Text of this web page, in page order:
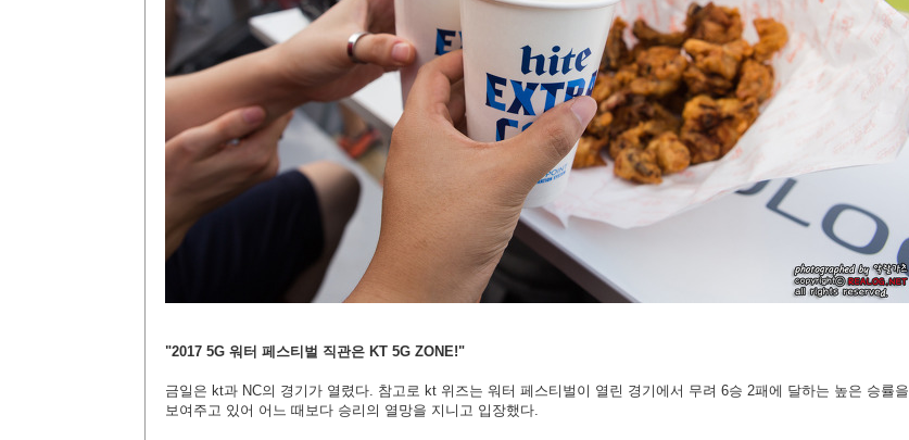
"2017 5G 워터 페스티벌 직관은 KT 5G ZONE!"
금일은 kt과 NC의 경기가 열렸다. 참고로 kt 위즈는 워터 페스티벌이 열린 경기에서 무려 6승 2패에 달하는 높은 승률을
보여주고 있어 어느 때보다 승리의 열망을 지니고 입장했다.